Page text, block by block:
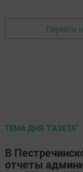
Перейти
ТЕМА ДНЯ "ГАЗЕТА"
В
отчеты